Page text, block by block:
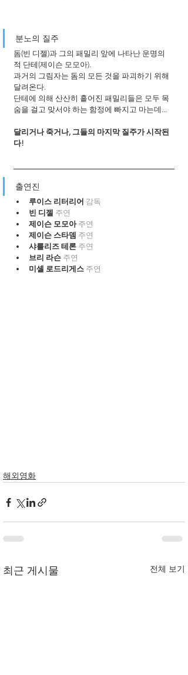
분노의 질주
돔(빈 디젤)과 그의 패밀리 앞에 나타난 운명의
적 단테(제이슨 모모아).
과거의 그림자는 돔의 모든 것을 파괴하기 위해
달려온다.
단테에 의해 산산히 흩어진 패밀리들은 모두 목
숨을 걸고 맞서야 하는 함정에 빠지고 마는데...
달리거나 죽거나, 그들의 마지막 질주가 시작된
다!
출연진
루이스 리터리어 감독
빈 디젤 주연
제이슨 모모아 주연
제이슨 스타뎀 주연
샤를리즈 테론 주연
브리 라슨 주연
미셸 로드리게스 주연
해외영화
최근 게시물 전체 보기